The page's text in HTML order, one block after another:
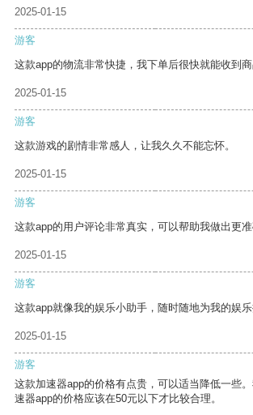
2025-01-15
游客
这款app的物流非常快捷，我下单后很快就能收到商
2025-01-15
游客
这款游戏的剧情非常感人，让我久久不能忘怀。
2025-01-15
游客
这款app的用户评论非常真实，可以帮助我做出更准
2025-01-15
游客
这款app就像我的娱乐小助手，随时随地为我的娱乐
2025-01-15
游客
这款加速器app的价格有点贵，可以适当降低一些
速器app的价格应该在50元以下才比较合理。